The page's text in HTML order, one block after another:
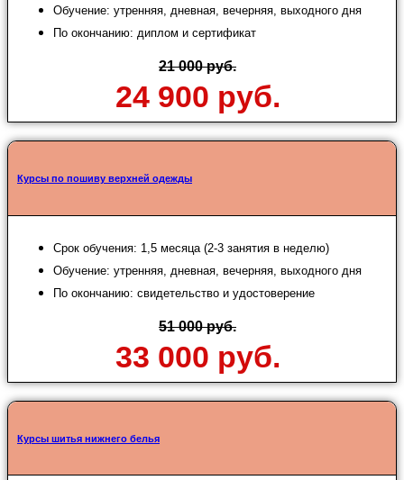
Обучение: утренняя, дневная, вечерняя, выходного дня
По окончанию: диплом и сертификат
21 000 руб.
24 900 руб.
Курсы по пошиву верхней одежды
Срок обучения: 1,5 месяца (2-3 занятия в неделю)
Обучение: утренняя, дневная, вечерняя, выходного дня
По окончанию: свидетельство и удостоверение
51 000 руб.
33 000 руб.
Курсы шитья нижнего белья